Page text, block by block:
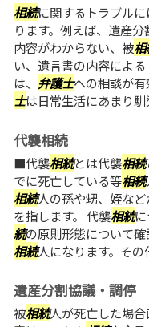
相続に関するトラブル
ります。例えば、遺産分
内容がわからない、被
い、遺言書の内容によ
は、 弁護士への相談が有
士は日常生活にあまり
代襲相続
■代襲相続とは代襲相続
でに死亡している等相続
相続人の孫や甥、姪など
を指します。 代襲相続
続の原則形態について
相続人になります。その
遺産分割協議・調停
被相続人が死亡した場合